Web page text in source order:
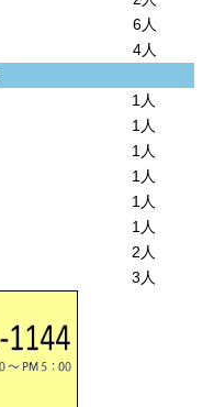
6人
4人
1人
1人
1人
1人
1人
1人
2人
3人